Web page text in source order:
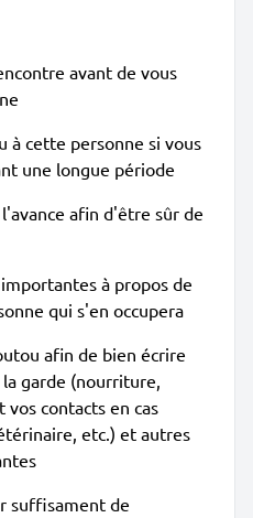
avant de vous
à cette personne si vous
une longue période
afin d'être sûr de
à propos de
qui s'en occupera
afin de bien écrire
garde (nourriture,
contacts en cas
etc.) et autres
suffisament de